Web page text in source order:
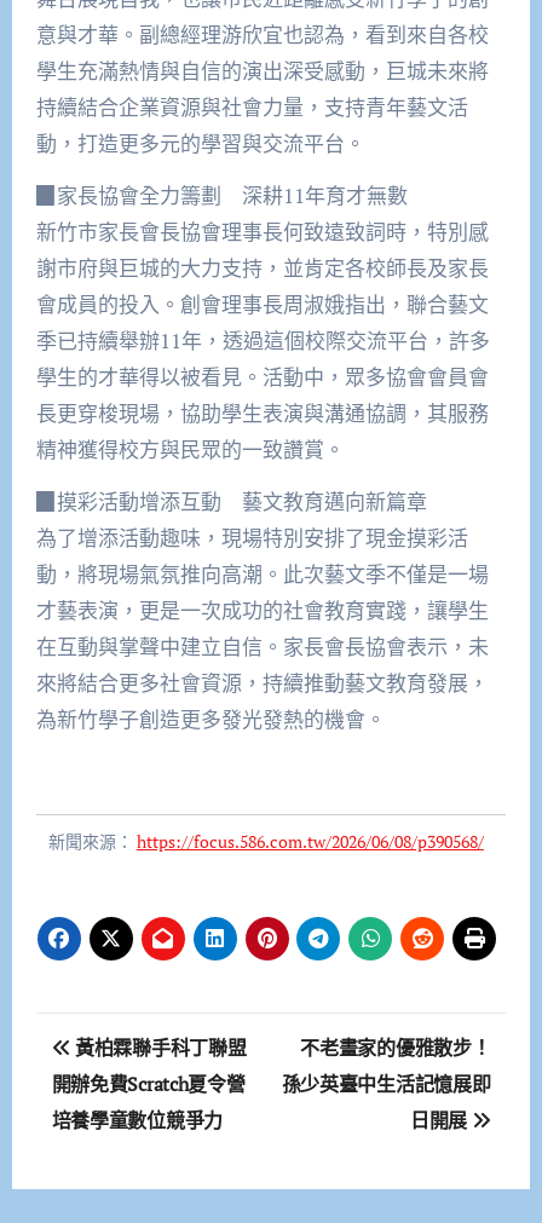
意與才華。副總經理游欣宜也認為，看到來自各校
學生充滿熱情與自信的演出深受感動，巨城未來將
持續結合企業資源與社會力量，支持青年藝文活
動，打造更多元的學習與交流平台。
▉家長協會全力籌劃 深耕11年育才無數
新竹市家長會長協會理事長何致遠致詞時，特別感
謝市府與巨城的大力支持，並肯定各校師長及家長
會成員的投入。創會理事長周淑娥指出，聯合藝文
季已持續舉辦11年，透過這個校際交流平台，許多
學生的才華得以被看見。活動中，眾多協會會員會
長更穿梭現場，協助學生表演與溝通協調，其服務
精神獲得校方與民眾的一致讚賞。
▉摸彩活動增添互動 藝文教育邁向新篇章
為了增添活動趣味，現場特別安排了現金摸彩活
動，將現場氣氛推向高潮。此次藝文季不僅是一場
才藝表演，更是一次成功的社會教育實踐，讓學生
在互動與掌聲中建立自信。家長會長協會表示，未
來將結合更多社會資源，持續推動藝文教育發展，
為新竹學子創造更多發光發熱的機會。
新聞來源： https://focus.586.com.tw/2026/06/08/p390568/
文
章
導
覽
黃柏霖聯手科丁聯盟
開辦免費Scratch夏令營
培養學童數位競爭力
不老畫家的優雅散步！
孫少英臺中生活記憶展即
日開展